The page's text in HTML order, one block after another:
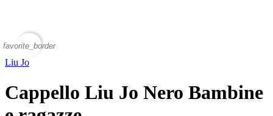
favorite_border
Liu Jo
Cappello Liu Jo Nero Bambine